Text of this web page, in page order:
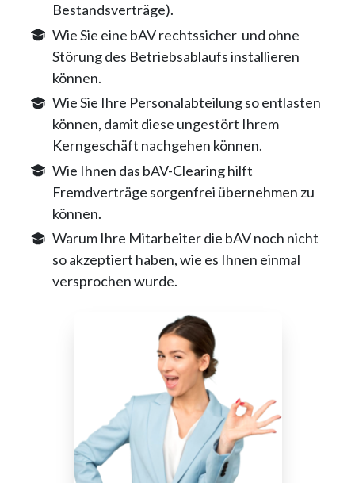
Bestandsverträge).
Wie Sie eine bAV rechtssicher und ohne
Störung des Betriebsablaufs installieren
können.
Wie Sie Ihre Personalabteilung so entlasten
können, damit diese ungestört Ihrem
Kerngeschäft nachgehen können.
Wie Ihnen das bAV-Clearing hilft
Fremdverträge sorgenfrei übernehmen zu
können.
Warum Ihre Mitarbeiter die bAV noch nicht
so akzeptiert haben, wie es Ihnen einmal
versprochen wurde.